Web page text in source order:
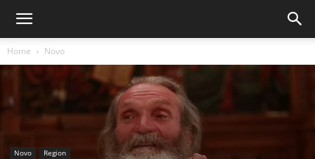
Home Novo
Novo Region